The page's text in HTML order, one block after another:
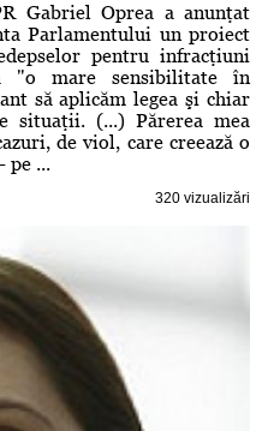
Gabriel Oprea a anunţat
Parlamentului un proiect
pentru infracţiuni
"o mare sensibilitate în
să aplicăm legea şi chiar
situaţii. (...) Părerea mea
de viol, care creează o
pe ...
320 vizualizări